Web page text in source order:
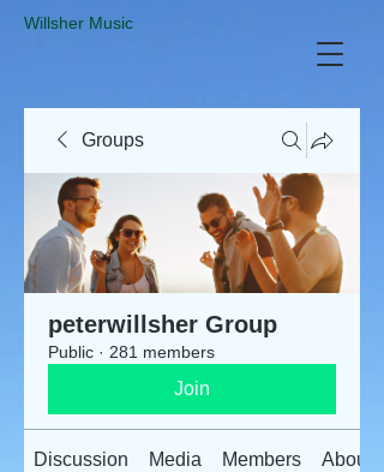
​Willsher Music
Groups
peterwillsher Group
Public · 281 members
Join
Discussion Media Members About